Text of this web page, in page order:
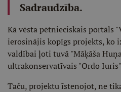
Sadraudzība.
Kā vēsta pētnieciskais portāls
ierosinājis kopīgs projekts, ko
valdībai ļoti tuvā "Māķāša
ultrakonservatīvais "Ordo
Taču, projektu īstenojot, ne